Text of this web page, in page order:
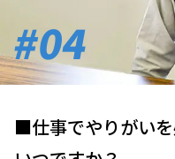
#04
■仕事でやりがい